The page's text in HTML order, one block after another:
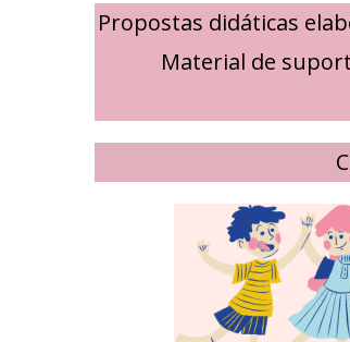
Propostas didáticas
Material de